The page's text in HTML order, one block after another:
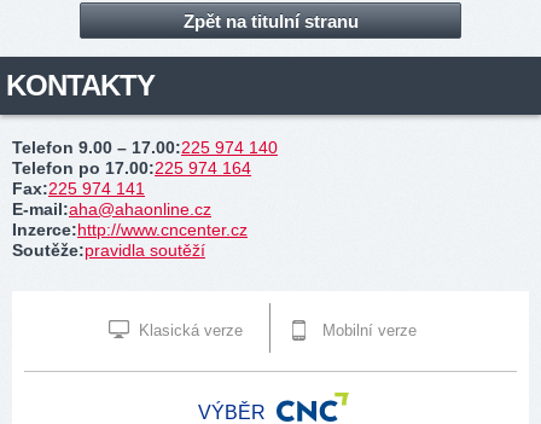
Zpět na titulní stranu
KONTAKTY
Telefon 9.00 – 17.00:225 974 140
Telefon po 17.00:225 974 164
Fax:225 974 141
E-mail:aha@ahaonline.cz
Inzerce:http://www.cncenter.cz
Soutěže:pravidla soutěží
Klasická verze Mobilní verze
VÝBĚR